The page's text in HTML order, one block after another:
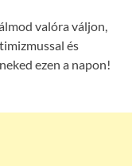
valóra váljon,
és
ezen a napon!